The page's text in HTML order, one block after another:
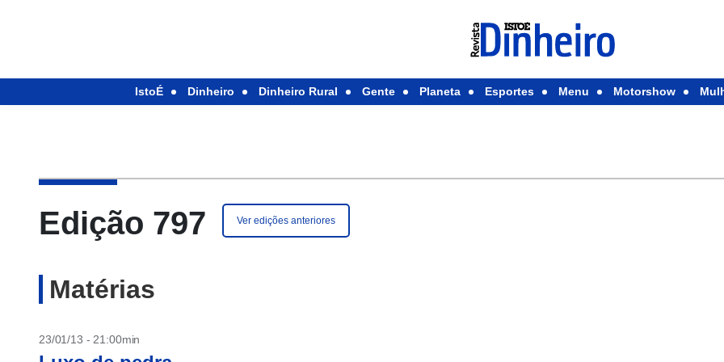
IstoÉ Dinheiro Dinheiro Rural Gente Planeta Esportes Menu Motorshow
Edição 797 Ver edições anteriores
Matérias
23/01/13 - 21:00min